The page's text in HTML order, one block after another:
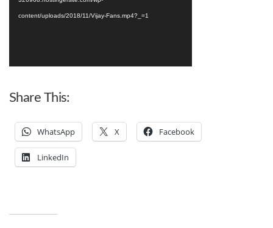
content/uploads/2018/11/Vijay-Fans.mp4?_=1
Share This:
WhatsApp X Facebook
LinkedIn